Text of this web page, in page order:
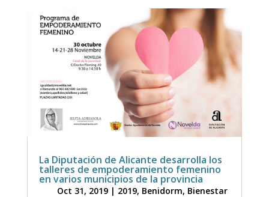
La Diputación de Alicante desarrolla los
talleres de empoderamiento femenino
en varios municipios de la provincia
Oct 31, 2019| 2019, Benidorm, Bienestar